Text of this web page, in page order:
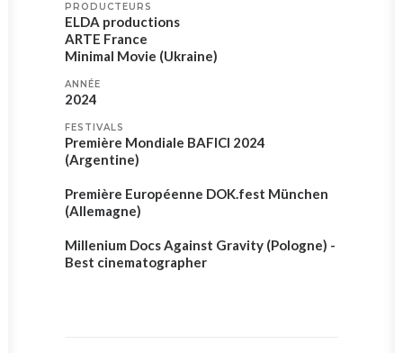
PRODUCTEURS
ELDA productions
ARTE France
Minimal Movie (Ukraine)
ANNÉE
2024
FESTIVALS
Première Mondiale BAFICI 2024
(Argentine)
Première Européenne DOK.fest München
(Allemagne)
Millenium Docs Against Gravity (Pologne) -
Best cinematographer